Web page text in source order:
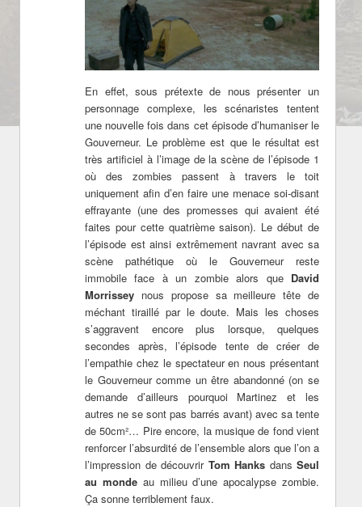
En effet, sous prétexte de nous présenter un
personnage complexe, les scénaristes tentent
une nouvelle fois dans cet épisode d’humaniser le
Gouverneur. Le problème est que le résultat est
très artificiel à l’image de la scène de l’épisode 1
où des zombies passent à travers le toit
uniquement afin d’en faire une menace soi-disant
effrayante (une des promesses qui avaient été
faites pour cette quatrième saison). Le début de
l’épisode est ainsi extrêmement navrant avec sa
scène pathétique où le Gouverneur reste
immobile face à un zombie alors que David
Morrissey nous propose sa meilleure tête de
méchant tiraillé par le doute. Mais les choses
s’aggravent encore plus lorsque, quelques
secondes après, l’épisode tente de créer de
l’empathie chez le spectateur en nous présentant
le Gouverneur comme un être abandonné (on se
demande d’ailleurs pourquoi Martinez et les
autres ne se sont pas barrés avant) avec sa tente
de 50cm²… Pire encore, la musique de fond vient
renforcer l’absurdité de l’ensemble alors que l’on a
l’impression de découvrir Tom Hanks dans Seul
au mondeau milieu d’une apocalypse zombie.
Ça sonne terriblement faux.